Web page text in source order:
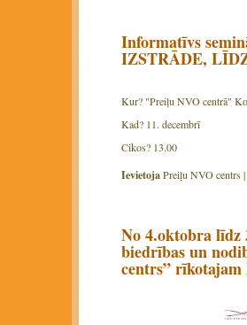
Informatīvs
IZSTRĀDE,
Kur? "Preiļu NVO centrā"
Kad? 11. decembrī
Cikos? 13.00
IevietojaPreiļu NVO centrs |
No 4.oktobra līdz
biedrības un
centrs”